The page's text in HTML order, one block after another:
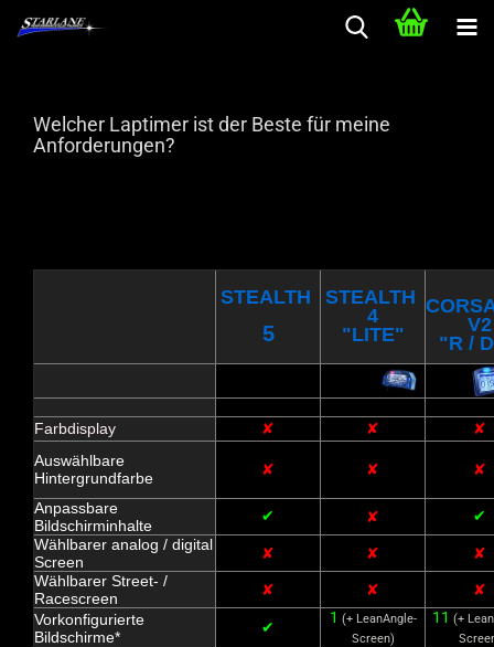
Welcher Laptimer ist der Beste für meine
Anforderungen?
STEALTH
5
STEALTH
4
"LITE"
V2
"R /
Farbdisplay ✘ ✘
✘
Auswählbare
Hintergrundfarbe
✘ ✘ ✘
Anpassbare
Bildschirminhalte
✔ ✘
✔
Wählbarer analog / digital
Screen
✘ ✘
✘
Wählbarer Street- /
Racescreen
✘ ✘
✘
Vorkonfigurierte
Bildschirme*
✔
1 (+ LeanAngle-
Screen)
11 (+